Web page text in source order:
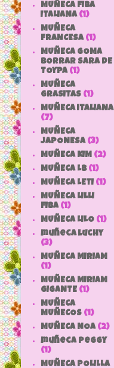
MUÑECA FIBA
ITALIANA (1)
MUÑECA
FRANCESA (1)
MUÑECA GOMA
BORRAR SARA DE
TOYPA (1)
MUÑECA
GRASITAS (1)
MUÑECA ITALIANA
(7)
MUÑECA
JAPONESA (3)
MUÑECA KIM (2)
MUÑECA LB (1)
MUÑECA LETI (1)
MUÑECA LILLI
FIBA (1)
MUÑECA LILO (1)
muñeca luchy
(3)
MUÑECA MIRIAM
(1)
MUÑECA MIRIAM
GIGANTE (1)
MUÑECA
MUÑECOS (1)
MUÑECA NOA (2)
muñeca peggy
(1)
MUÑECA POLILLA